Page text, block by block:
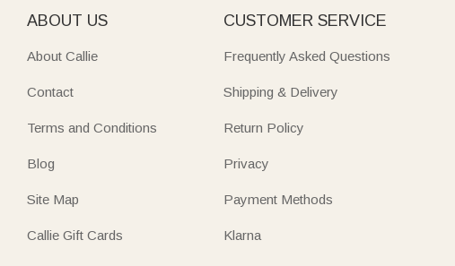
ABOUT US
About Callie
Contact
Terms and Conditions
Blog
Site Map
Callie Gift Cards
CUSTOMER SERVICE
Frequently Asked Questions
Shipping & Delivery
Return Policy
Privacy
Payment Methods
Klarna